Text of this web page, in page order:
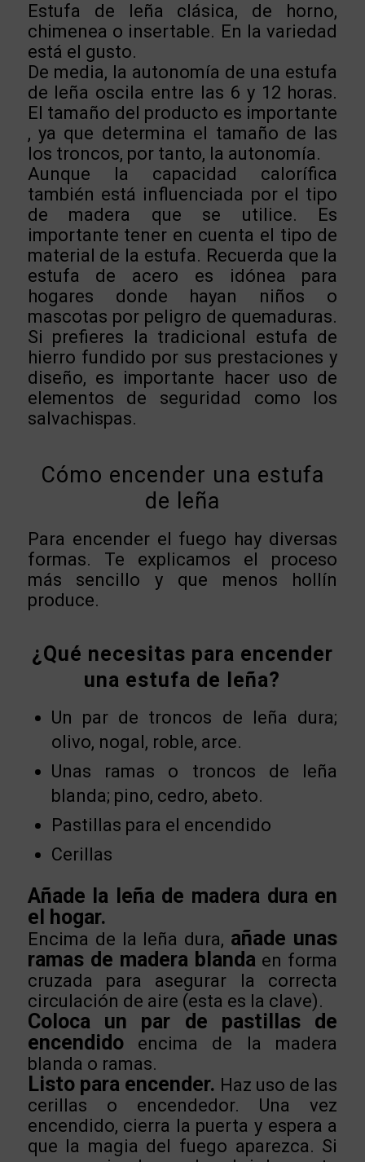
Estufa de leña clásica, de horno,
chimenea o insertable. En la variedad
está el gusto.
De media, la autonomía de una estufa
de leña oscila entre las 6 y 12 horas.
El tamaño del producto es importante
, ya que determina el tamaño de las
los troncos, por tanto, la autonomía.
Aunque la capacidad calorífica
también está influenciada por el tipo
de madera que se utilice. Es
importante tener en cuenta el tipo de
material de la estufa. Recuerda que la
estufa de acero es idónea para
hogares donde hayan niños o
mascotas por peligro de quemaduras.
Si prefieres la tradicional estufa de
hierro fundido por sus prestaciones y
diseño, es importante hacer uso de
elementos de seguridad como los
salvachispas.
Cómo encender una estufa
de leña
Para encender el fuego hay diversas
formas. Te explicamos el proceso
más sencillo y que menos hollín
produce.
¿Qué necesitas para encender
una estufa de leña?
Un par de troncos de leña dura;
olivo, nogal, roble, arce.
Unas ramas o troncos de leña
blanda; pino, cedro, abeto.
Pastillas para el encendido
Cerillas
Añade la leña de madera dura en
el hogar.
Encima de la leña dura, añade unas
ramas de madera blanda en forma
cruzada para asegurar la correcta
circulación de aire (esta es la clave).
Coloca un par de pastillas de
encendidoencima de la madera
blanda o ramas.
Listo para encender. Haz uso de las
cerillas o encendedor. Una vez
encendido, cierra la puerta y espera a
que la magia del fuego aparezca. Si